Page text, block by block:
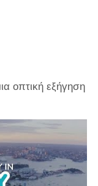
οπτική εξήγηση